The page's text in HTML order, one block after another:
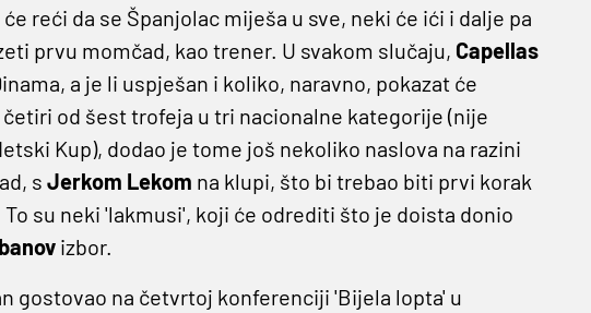
reći da se Španjolac miješa u sve, neki će ići i dalje pa
prvu momčad, kao trener. U svakom slučaju, Capellas
a je li uspješan i koliko, naravno, pokazat će
od šest trofeja u tri nacionalne kategorije (nije
Kup), dodao je tome još nekoliko naslova na razini
s Jerkom Lekom na klupi, što bi trebao biti prvi korak
su neki 'lakmusi', koji će odrediti što je doista donio
izbor.
gostovao na četvrtoj konferenciji 'Bijela lopta' u